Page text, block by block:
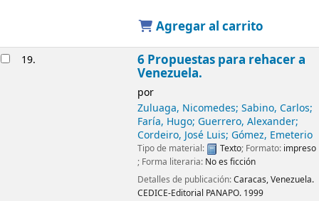
Agregar al carrito
19. 6 Propuestas para rehacer a
Venezuela.
por
Zuluaga, Nicomedes; Sabino, Carlos;
Faría, Hugo; Guerrero, Alexander;
Cordeiro, José Luis; Gómez, Emeterio
Tipo de material: Texto; Formato: impreso
; Forma literaria: No es ficción
Detalles de publicación:Caracas, Venezuela.
CEDICE-Editorial PANAPO. 1999